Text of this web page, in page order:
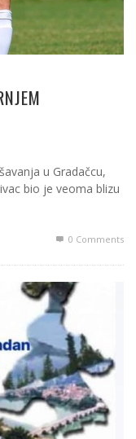
u Gradačcu,
bio je veoma blizu
0 Comments